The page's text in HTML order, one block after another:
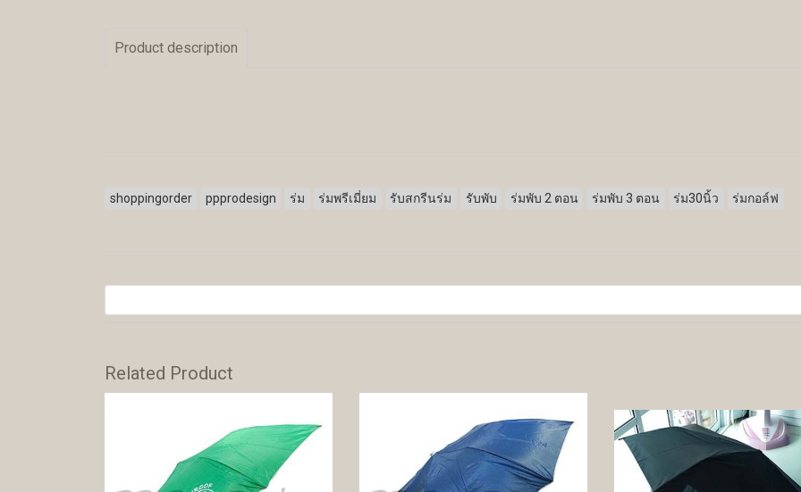
Product description
shoppingorder ppprodesign ร่ม ร่มพรีเมี่ยม รับสกรีนร่ม รับพับ ร่มพับ 2 ตอน ร่มพับ 3 ตอน ร่ม30นิ้ว ร่มกอล์ฟ
Related Product